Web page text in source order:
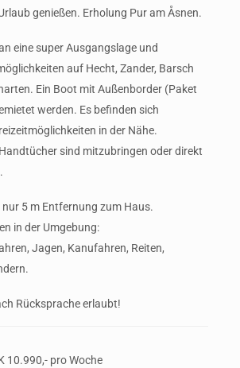
genießen. Erholung Pur am Åsnen.
eine super Ausgangslage und
auf Hecht, Zander, Barsch
Ein Boot mit Außenborder (Paket
werden. Es befinden sich
in der Nähe.
sind mitzubringen oder direkt
5 m Entfernung zum Haus.
in der Umgebung:
Jagen, Kanufahren, Reiten,
Rücksprache erlaubt!
10.990,- pro Woche